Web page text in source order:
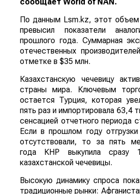
По данным Lsm.kz, этот объем
превысил показатели
прошлого года. Суммарная
отечественных
отметке в $35 млн.
Казахстанскую чечевицу
страны мира. Ключевым
остается Турция, которая
пять раз и импортировала 63,4
сенсацией отчетного периода
Если в прошлом году
отсутствовали, то за пять
года КНР выкупила сразу
казахстанской чечевицы.
Высокую динамику спроса
традиционные рынки: